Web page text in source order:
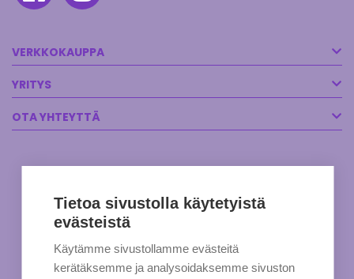
VERKKOKAUPPA
YRITYS
OTA YHTEYTTÄ
Tietoa sivustolla käytetyistä
evästeistä
Käytämme sivustollamme evästeitä
kerätäksemme ja analysoidaksemme sivuston